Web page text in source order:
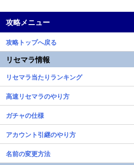
攻略メニュー
攻略トップへ戻る
リセマラ情報
リセマラ当たりランキング
高速リセマラのやり方
ガチャの仕様
アカウント引継のやり方
名前の変更方法